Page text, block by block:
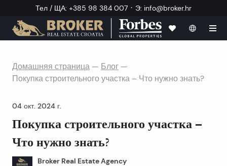
Тел / ЩА: +385 98 384 007 · Э: info@broker.hr
Домашняя страница — Блог —
Покупка строительного участка – Что нужно знать?
04 окт. 2024 г.
Покупка строительного участка –
Что нужно знать?
Broker Real Estate Agency